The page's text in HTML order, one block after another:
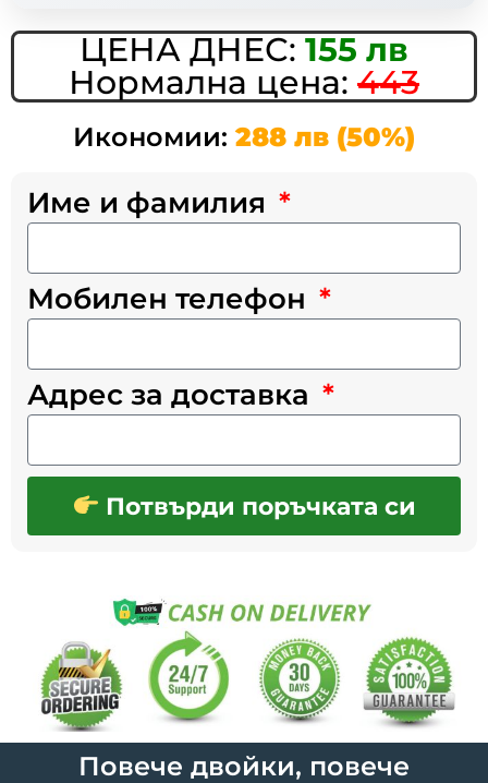
ЦЕНА ДНЕС: 155 лв
Нормална цена: 443
Икономии: 288 лв (50%)
Име и фамилия
Мобилен телефон
Адрес за доставка
Потвърди поръчката си
Повече двойки, повече